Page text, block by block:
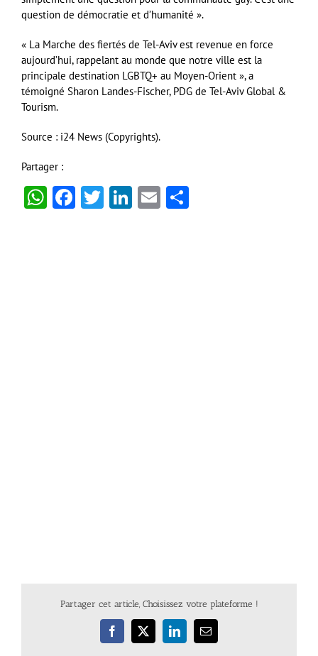
question de démocratie et d’humanité ».
« La Marche des fiertés de Tel-Aviv est revenue en force
aujourd’hui, rappelant au monde que notre ville est la
principale destination LGBTQ+ au Moyen-Orient », a
témoigné Sharon Landes-Fischer, PDG de Tel-Aviv Global &
Tourism.
Source : i24 News (Copyrights).
Partager :
WhatsApp
Facebook
Twitter
LinkedIn
Email
Partager cet article, Choisissez votre plateforme !
Facebook
X LinkedInEmail